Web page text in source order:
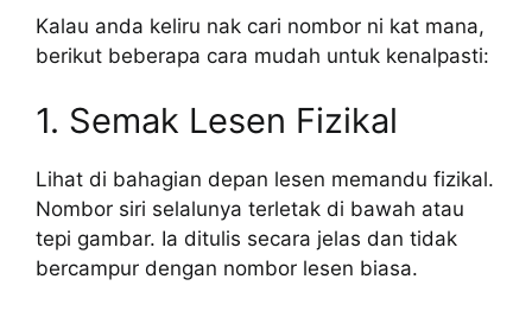
Kalau anda keliru nak cari nombor ni kat mana,
berikut beberapa cara mudah untuk kenalpasti:
1. Semak Lesen Fizikal
Lihat di bahagian depan lesen memandu fizikal.
Nombor siri selalunya terletak di bawah atau
tepi gambar. Ia ditulis secara jelas dan tidak
bercampur dengan nombor lesen biasa.